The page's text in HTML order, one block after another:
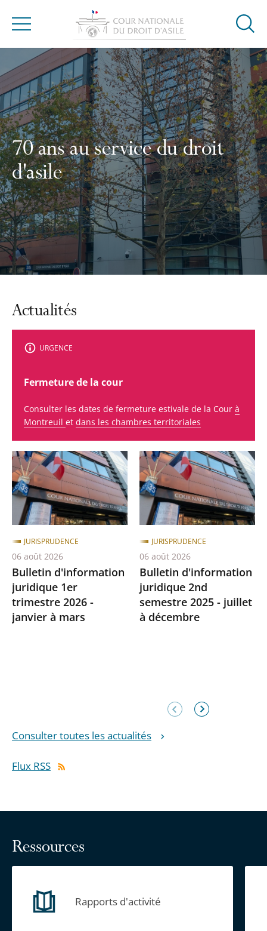
Menu
Ouvrir
de
Accueil
70 ans au service du droit
d'asile
Actualités
URGENCE
Fermeture de la cour
Consulter les dates de fermeture estivale de la Cour à
Montreuil et dans les chambres territoriales
Bulletin d'information
juridique 1er
trimestre 2026 -
janvier à mars
JURISPRUDENCE
06 août 2026
Bulletin d'information
juridique 2nd
semestre 2025 - juillet
à décembre
JURISPRUDENCE
06 août 2026
Consulter toutes les actualités
Flux RSS
Élément
précédent
Élément
suivant
Ressources
Rapports d'activité